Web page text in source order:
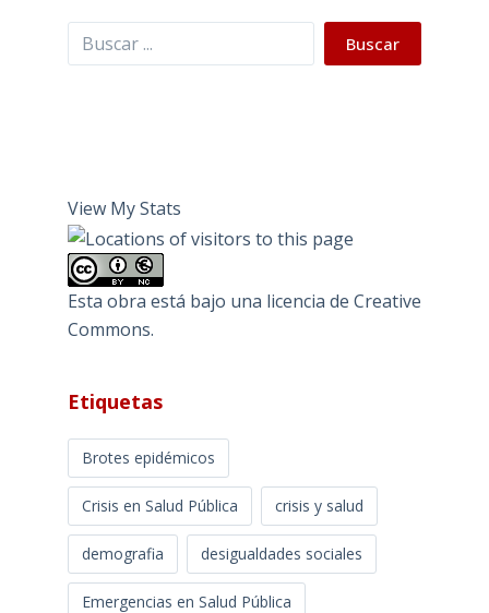
Buscar Buscar
View My Stats
Esta obra está bajo una licencia de Creative
Commons.
Etiquetas
Brotes epidémicos
Crisis en Salud Pública crisis y salud
demografia desigualdades sociales
Emergencias en Salud Pública